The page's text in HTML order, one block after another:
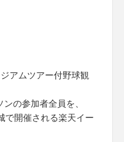
アムツアー付野球観
の参加者全員を、
で開催される楽天イー